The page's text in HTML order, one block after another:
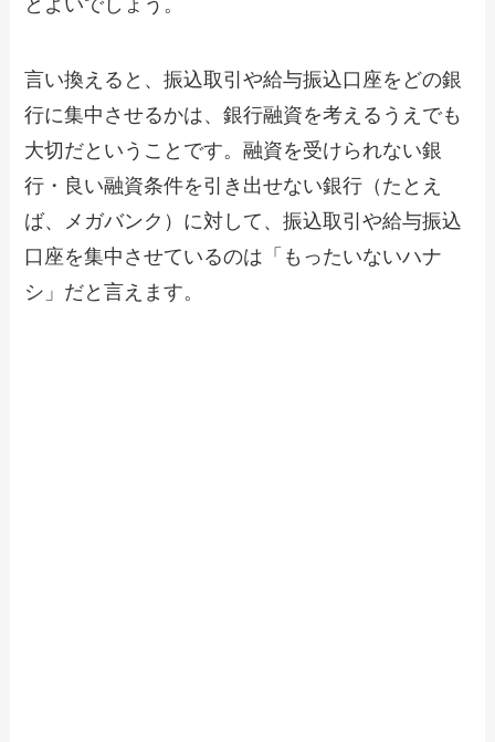
とよいでしょう。
言い換えると、振込取引や給与振込口座をどの銀
行に集中させるかは、銀行融資を考えるうえでも
大切だということです。融資を受けられない銀
行・良い融資条件を引き出せない銀行（たとえ
ば、メガバンク）に対して、振込取引や給与振込
口座を集中させているのは「もったいないハナ
シ」だと言えます。